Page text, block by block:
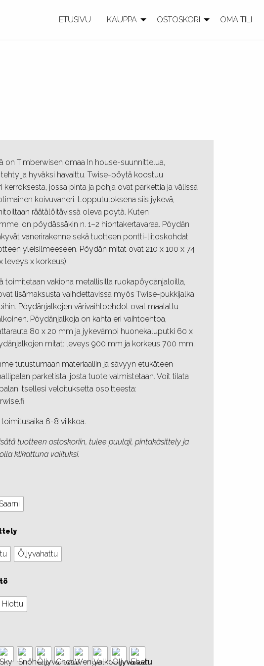
ETUSIVU KAUPPA OSTOSKORI OMA TILI
on Timberwisen omaa In house-suunnittelua,
ja hyväksi havaittu. Twise-pöytä koostuu
kerroksesta, jossa pinta ja pohja ovat parkettia ja välissä
koivuvaneri. Lopputuloksena siis jykevä,
räätälöitävissä oleva pöytä. Kuten
on pöydässäkin n. 1–2 hiontakertavaraa. Pöydän
vanerirakenne sekä tuotteen pontti-liitoskohdat
yleisilmeeseen. Pöydän mitat ovat 210 x 100 x 74
leveys x korkeus).
toimitetaan vakiona metallisilla ruokapöydänjaloilla,
lisämaksusta vaihdettavissa myös Twise-pukkijalka
Pöydänjalkojen värivaihtoehdot ovat maalattu
Pöydänjalkoja on kahta eri vaihtoehtoa,
80 x 20 mm ja jykevämpi huonekaluputki 60 x
mitat: leveys 900 mm ja korkeus 700 mm.
tutustumaan materiaaliin ja sävyyn etukäteen
parketista, josta tuote valmistetaan. Voit tilata
itsellesi veloituksetta osoitteesta:
6-8 viikkoa.
tuotteen ostoskoriin, tulee puulaji, pintakäsittely ja
klikattuna valituksi.
Saarni
Öljyvahattu
Hiottu